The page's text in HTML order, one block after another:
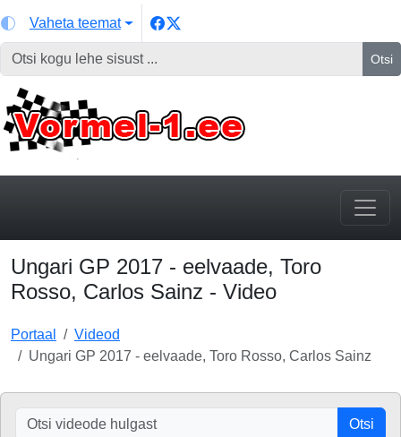
Vaheta teemat
Otsi
Ungari GP 2017 - eelvaade, Toro
Rosso, Carlos Sainz - Video
Portaal
Videod
Ungari GP 2017 - eelvaade, Toro Rosso, Carlos Sainz
Otsi